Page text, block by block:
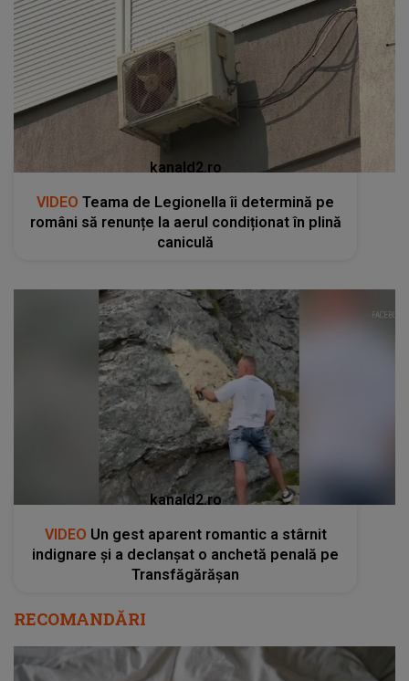
kanald2.ro
VIDEO Teama de Legionella îi determină pe
români să renunțe la aerul condiționat în plină
caniculă
kanald2.ro
VIDEO Un gest aparent romantic a stârnit
indignare și a declanșat o anchetă penală pe
Transfăgărășan
RECOMANDĂRI